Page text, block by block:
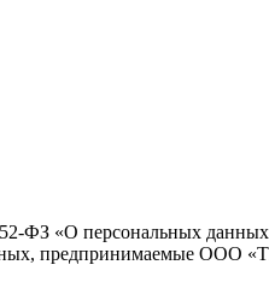
ФЗ «О персональных
предпринимаемые ООО